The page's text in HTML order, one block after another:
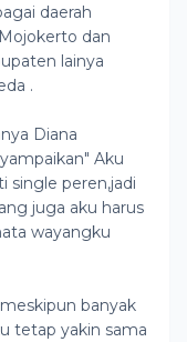
daerah
dan
lainya
.
Diana
Aku
single peren,jadi
juga aku harus
wayangku
banyak
tetap yakin sama